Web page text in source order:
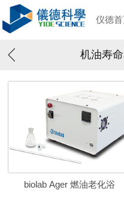
仪德
机油寿
biolab Ager 燃油老化浴